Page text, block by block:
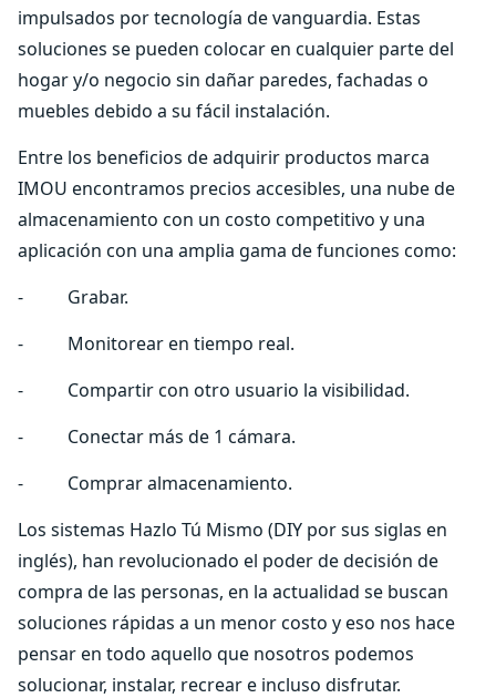
impulsados por tecnología de vanguardia. Estas
soluciones se pueden colocar en cualquier parte del
hogar y/o negocio sin dañar paredes, fachadas o
muebles debido a su fácil instalación.
Entre los beneficios de adquirir productos marca
IMOU encontramos precios accesibles, una nube de
almacenamiento con un costo competitivo y una
aplicación con una amplia gama de funciones como:
- Grabar.
- Monitorear en tiempo real.
- Compartir con otro usuario la visibilidad.
- Conectar más de 1 cámara.
- Comprar almacenamiento.
Los sistemas Hazlo Tú Mismo (DIY por sus siglas en
inglés), han revolucionado el poder de decisión de
compra de las personas, en la actualidad se buscan
soluciones rápidas a un menor costo y eso nos hace
pensar en todo aquello que nosotros podemos
solucionar, instalar, recrear e incluso disfrutar.